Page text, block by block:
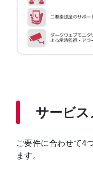
サービ
ご要件に合わせて4
ます。